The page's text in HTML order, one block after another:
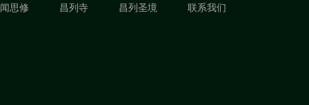
闻思修 昌列寺 昌列圣境 联系我们